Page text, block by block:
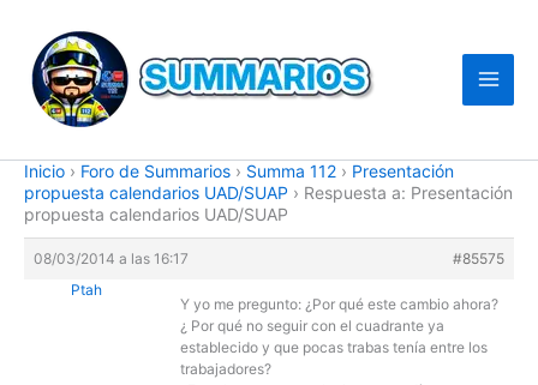
contenido
Inicio › Foro de Summarios › Summa 112 › Presentación
propuesta calendarios UAD/SUAP › Respuesta a: Presentación
propuesta calendarios UAD/SUAP
08/03/2014 a las 16:17
#85575
Ptah
Y yo me pregunto: ¿Por qué este cambio ahora?
¿ Por qué no seguir con el cuadrante ya
establecido y que pocas trabas tenía entre los
trabajadores?